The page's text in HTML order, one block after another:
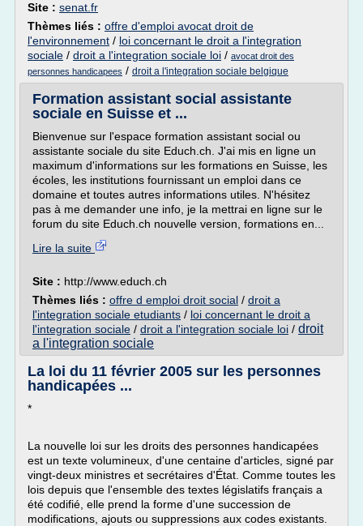
Site : senat.fr
Thèmes liés : offre d'emploi avocat droit de
l'environnement / loi concernant le droit a l'integration
sociale / droit a l'integration sociale loi / avocat droit des
personnes handicapees / droit a l'integration sociale belgique
Formation assistant social assistante
sociale en Suisse et ...
Bienvenue sur l'espace formation assistant social ou
assistante sociale du site Educh.ch. J'ai mis en ligne un
maximum d'informations sur les formations en Suisse, les
écoles, les institutions fournissant un emploi dans ce
domaine et toutes autres informations utiles. N'hésitez
pas à me demander une info, je la mettrai en ligne sur le
forum du site Educh.ch nouvelle version, formations en...
Lire la suite
Site : http://www.educh.ch
Thèmes liés : offre d emploi droit social / droit a
l'integration sociale etudiants / loi concernant le droit a
l'integration sociale / droit a l'integration sociale loi / droit
a l'integration sociale
La loi du 11 février 2005 sur les personnes
handicapées ...
*
La nouvelle loi sur les droits des personnes handicapées
est un texte volumineux, d'une centaine d'articles, signé par
vingt-deux ministres et secré­taires d'État. Comme toutes les
lois depuis que l'ensemble des textes législatifs français a
été codifié, elle prend la forme d'une succession de
modifications, ajouts ou suppressions aux codes existants.